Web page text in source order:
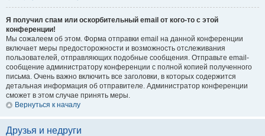
Я получил спам или оскорбительный email от кого-то с этой
конференции!
Мы сожалеем об этом. Форма отправки email на данной конференции
включает меры предосторожности и возможность отслеживания
пользователей, отправляющих подобные сообщения. Отправьте email-
сообщение администратору конференции с полной копией полученного
письма. Очень важно включить все заголовки, в которых содержится
детальная информация об отправителе. Администратор конференции
сможет в этом случае принять меры.
Вернуться к началу
Друзья и недруги